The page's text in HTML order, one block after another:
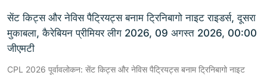
सेंट किट्स और नेविस पैट्रियट्स बनाम ट्रिनिबागो नाइट राइडर्स, दूसरा
मुकाबला, कैरेबियन प्रीमियर लीग 2026, 09 अगस्त 2026, 00:00
जीएमटी
CPL 2026 पूर्वावलोकन: सेंट किट्स और नेविस पैट्रियट्स बनाम ट्रिनिबागो नाइट